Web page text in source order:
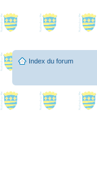
Index du forum